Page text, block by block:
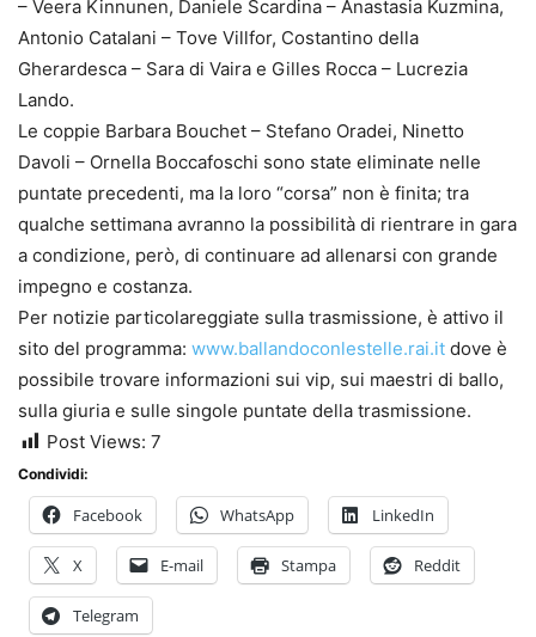
– Veera Kinnunen, Daniele Scardina – Anastasia Kuzmina,
Antonio Catalani – Tove Villfor, Costantino della
Gherardesca – Sara di Vaira e Gilles Rocca – Lucrezia
Lando.
Le coppie Barbara Bouchet – Stefano Oradei, Ninetto
Davoli – Ornella Boccafoschi sono state eliminate nelle
puntate precedenti, ma la loro “corsa” non è finita; tra
qualche settimana avranno la possibilità di rientrare in gara
a condizione, però, di continuare ad allenarsi con grande
impegno e costanza.
Per notizie particolareggiate sulla trasmissione, è attivo il
sito del programma: www.ballandoconlestelle.rai.it dove è
possibile trovare informazioni sui vip, sui maestri di ballo,
sulla giuria e sulle singole puntate della trasmissione.
Post Views: 7
Condividi:
Facebook WhatsApp LinkedIn
X E-mail Stampa Reddit
Telegram